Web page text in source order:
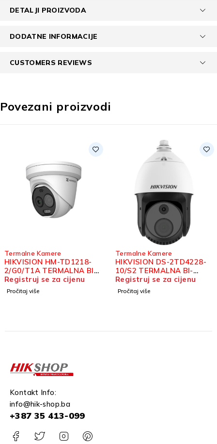
DETALJI PROIZVODA
DODATNE INFORMACIJE
CUSTOMERS REVIEWS
Povezani proizvodi
Termalne Kamere
HIKVISION HM-TD1218-
2/G0/T1A TERMALNA BI-
SPECTRUM IP TURRET
KAMERA
Registruj se za cijenu
Pročitaj više
Termalne Kamere
HIKVISION DS-2TD4228-
10/S2 TERMALNA BI-
SPECTRUM IP SPEED
DOME KAMERA
Registruj se za cijenu
Pročitaj više
Kontakt Info:
info@hik-shop.ba
+387 35 413-099